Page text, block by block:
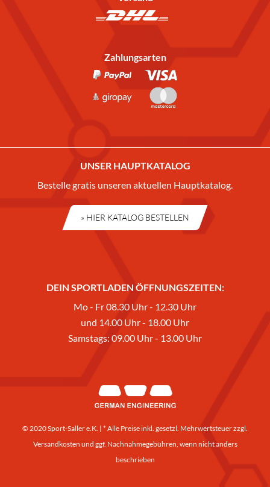
Zahlungsarten
UNSER HAUPTKATALOG
Bestelle gratis unseren aktuellen Hauptkatalog.
» HIER KATALOG BESTELLEN
DEIN SPORTLADEN ÖFFNUNGSZEITEN:
Mo - Fr 08.30 Uhr - 12.30 Uhr
und 14.00 Uhr - 18.00 Uhr
Samstags: 09.00 Uhr - 13.00 Uhr
© 2020 Sport-Saller e.K. | * Alle Preise inkl. gesetzl. Mehrwertsteuer zzgl.
Versandkosten und ggf. Nachnahmegebühren, wenn nicht anders
beschrieben